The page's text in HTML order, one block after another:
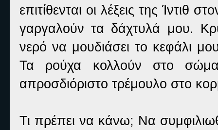
επιτίθενται οι λέξεις της Ίντιθ
γαργαλούν τα δάχτυλά μου.
νερό να μουδιάσει το κεφάλι
Τα ρούχα κολλούν στο
απροσδιόριστο τρέμουλο στο
Τι πρέπει να κάνω; Να